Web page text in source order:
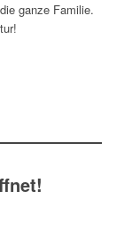
ganze Familie.